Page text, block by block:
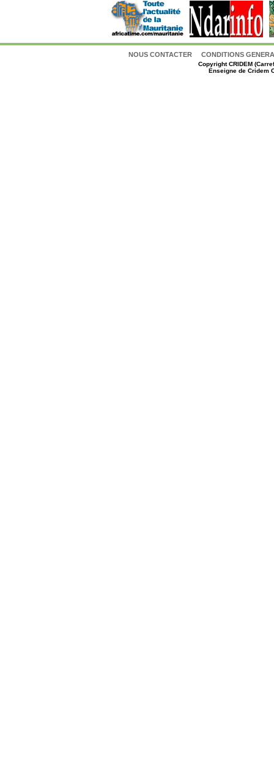
NOUS CONTACTER CONDITIONS
CopyrightCRIDEM
Enseigne de Cridem